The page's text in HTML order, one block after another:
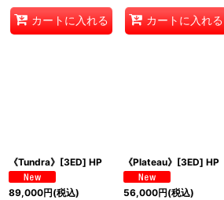
カートに入れる カートに入れる
《Tundra》[3ED] HP
89,000円(税込)
《Plateau》[3ED] HP
56,000円(税込)